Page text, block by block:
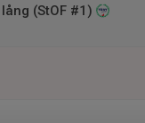
(StOF #1)